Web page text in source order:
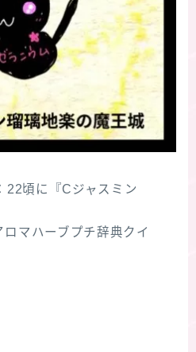
22頃に『Cジャスミン
ロマハーブプチ辞典クイ